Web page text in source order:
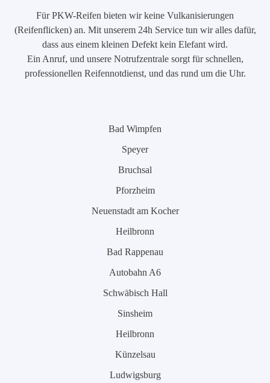
Für PKW-Reifen bieten wir keine Vulkanisierungen
(Reifenflicken) an. Mit unserem 24h Service tun wir alles dafür,
dass aus einem kleinen Defekt kein Elefant wird.
Ein Anruf, und unsere Notrufzentrale sorgt für schnellen,
professionellen Reifennotdienst, und das rund um die Uhr.
Bad Wimpfen
Speyer
Bruchsal
Pforzheim
Neuenstadt am Kocher
Heilbronn
Bad Rappenau
Autobahn A6
Schwäbisch Hall
Sinsheim
Heilbronn
Künzelsau
Ludwigsburg